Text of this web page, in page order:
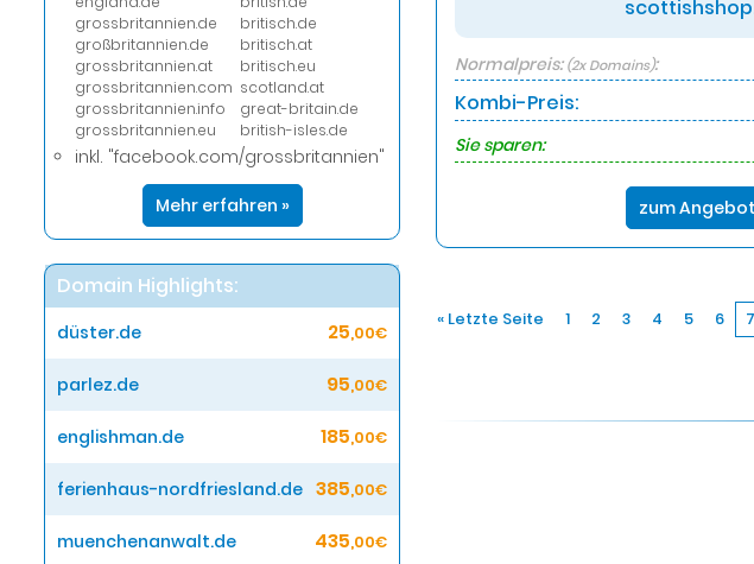
grossbritannien.de
großbritannien.de
grossbritannien.at
grossbritannien.com
grossbritannien.info
grossbritannien.eu
britisch.de
britisch.at
britisch.eu
scotland.at
great-britain.de
british-isles.de
inkl. "facebook.com/grossbritannien"
Mehr erfahren »
Domain Highlights:
düster.de 25,00€
parlez.de 95,00€
englishman.de 185,00€
ferienhaus-nordfriesland.de 385,00€
muenchenanwalt.de 435,00€
Normalpreis:(2x Domains):
Kombi-Preis:
Sie sparen:
zum
« Letzte Seite 1 2 3 4 5 6 7